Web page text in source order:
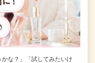
かな？」「試してみたいけ